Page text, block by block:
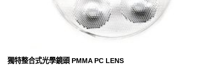
獨特整合式光學鏡頭 PMMA PC LENS